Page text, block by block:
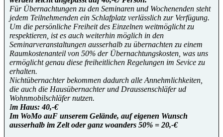
Für Übernachtungen zu den Seminaren und Wochenenden steht
jedem Teilnehmenden ein Schlafplatz verlässlich zur Verfügung.
Um die persönliche Freiheit des Einzelnen weitmöglicht zu
respektieren, ist es auch weiterhin möglich in den
Seminarveranstaltungen ausserhalb zu übernachten zu einem
Raumkostenanteil von 50% der Übernachtungskosten, was uns
ermöglicht genau diese freiheitlichen Regelungen im Sevice zu
erhalten.
Nichtübernachter bekommen dadurch alle Annehmlichkeiten,
die auch die Hausübernachter und Draussenschläfer ud
Wohnmobilschläfer nutzen.
Im Haus: 40,-€
Im WoMo auF unserem Gelände, auf eigenen Wunsch
ausserhalb im Zelt oder ganz woanders 50% = 20,-€